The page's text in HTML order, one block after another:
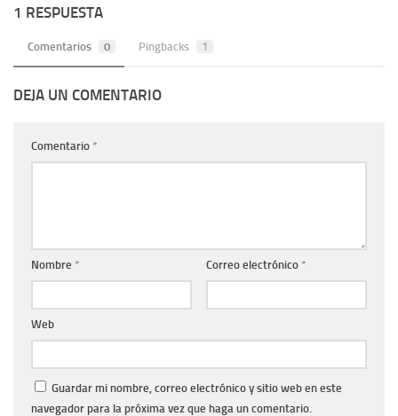
1 RESPUESTA
Comentarios 0 Pingbacks 1
DEJA UN COMENTARIO
Comentario *
Nombre * Correo electrónico *
Web
Guardar mi nombre, correo electrónico y sitio web en este
navegador para la próxima vez que haga un comentario.